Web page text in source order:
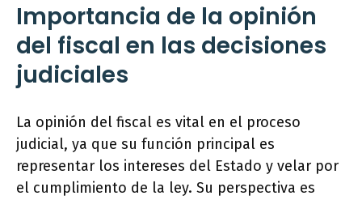
Importancia de la opinión
del fiscal en las decisiones
judiciales
La opinión del fiscal es vital en el proceso
judicial, ya que su función principal es
representar los intereses del Estado y velar por
el cumplimiento de la ley. Su perspectiva es